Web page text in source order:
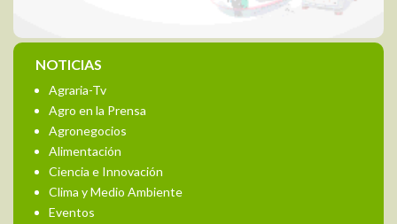
NOTICIAS
Agraria-Tv
Agro en la Prensa
Agronegocios
Alimentación
Ciencia e Innovación
Clima y Medio Ambiente
Eventos